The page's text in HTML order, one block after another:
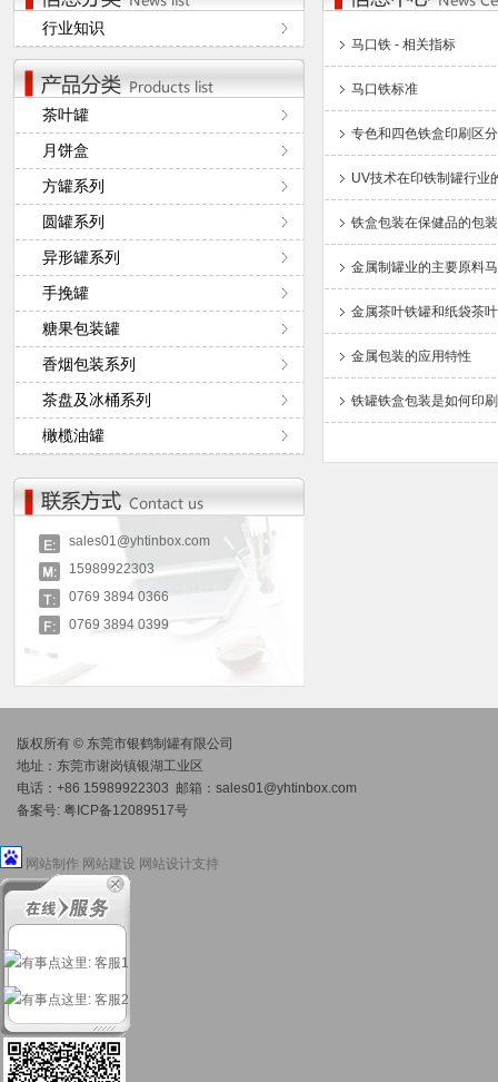
行业知识
茶叶罐
月饼盒
方罐系列
圆罐系列
异形罐系列
手挽罐
糖果包装罐
香烟包装系列
茶盘及冰桶系列
橄榄油罐
sales01@yhtinbox.com
15989922303
0769 3894 0366
0769 3894 0399
马口铁 - 相关指标
马口铁标准
专色和四色铁盒印刷区
UV技术在印铁制罐行业
铁盒包装在保健品的包
金属制罐业的主要原料
金属茶叶铁罐和纸袋茶
金属包装的应用特性
铁罐铁盒包装是如何印
版权所有 © 东莞市银鹤制罐有限公司
地址：东莞市谢岗镇银湖工业区
电话：+86 15989922303 邮箱： sales01@yhtinbox.com
备案号: 粤ICP备12089517号
: 客服1
: 客服2
网站制作 网站建设 网站设计支持